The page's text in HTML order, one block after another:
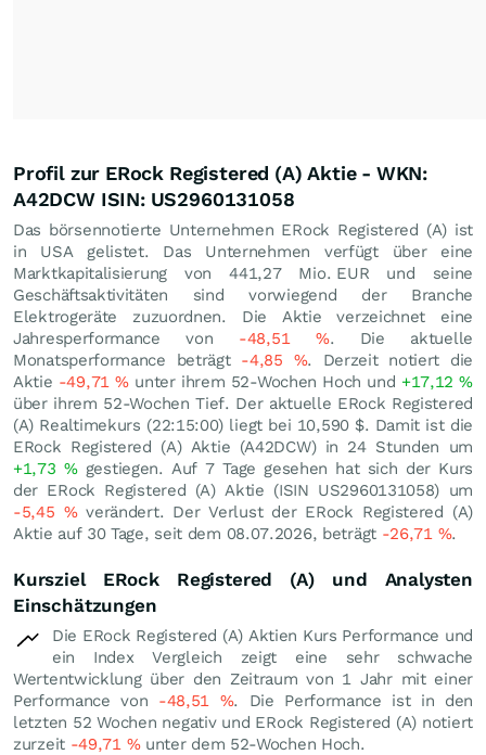
Profil zur ERock Registered (A) Aktie - WKN:
A42DCW ISIN: US2960131058
Das börsennotierte Unternehmen ERock Registered (A) ist
in USA gelistet. Das Unternehmen verfügt über eine
Marktkapitalisierung von 441,27 Mio. EUR und seine
Geschäftsaktivitäten sind vorwiegend der Branche
Elektrogeräte zuzuordnen. Die Aktie verzeichnet eine
Jahresperformance von -48,51 %. Die aktuelle
Monatsperformance beträgt -4,85 %. Derzeit notiert die
Aktie -49,71%unter ihrem 52-Wochen Hoch und +17,12%
über ihrem 52-Wochen Tief. Der aktuelle ERock Registered
(A) Realtimekurs (22:15:00) liegt bei 10,590 $. Damit ist die
ERock Registered (A) Aktie (A42DCW) in 24 Stunden um
+1,73 %gestiegen. Auf 7 Tage gesehen hat sich der Kurs
der ERock Registered (A) Aktie (ISIN US2960131058) um
-5,45 %verändert. Der Verlust der ERock Registered (A)
Aktie auf 30 Tage, seit dem 08.07.2026, beträgt -26,71 %.
Kursziel ERock Registered (A) und Analysten
Einschätzungen
Die ERock Registered (A) Aktien Kurs Performance und
ein Index Vergleich zeigt eine sehr schwache
Wertentwicklung über den Zeitraum von 1 Jahr mit einer
Performance von -48,51 %. Die Performance ist in den
letzten 52 Wochen negativ und ERock Registered (A) notiert
zurzeit -49,71 %unter dem 52-Wochen Hoch.